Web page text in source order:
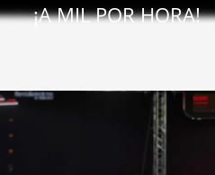
¡A MIL POR HORA!